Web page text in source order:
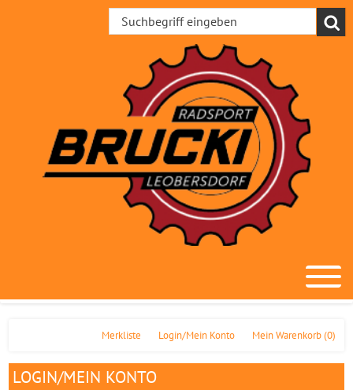
Mein Warenkorb(0)
Login/Mein Konto
Merkliste
LOGIN/MEIN KONTO